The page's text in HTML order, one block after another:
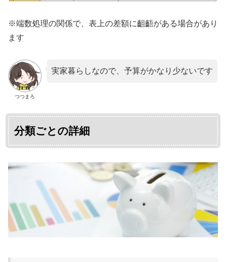
※端数処理の関係で、表上の差額に齟齬がある場合があり
ます
つつまろ
実家暮らしなので、予算がかなり少ないです
分類ごとの詳細